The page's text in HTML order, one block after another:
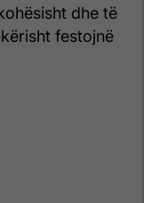
dhe të
festojnë